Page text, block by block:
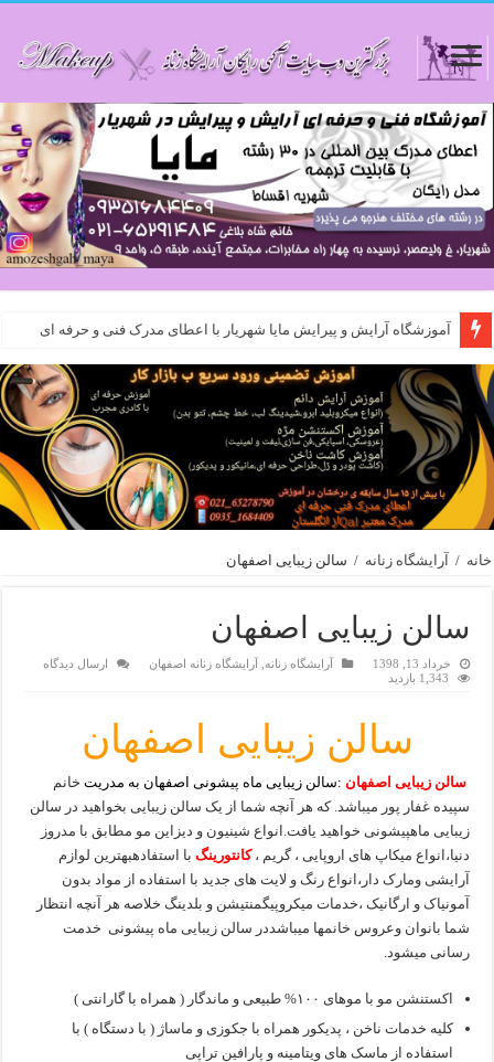
آموزشگاه آرایش و پیرایش مایا شهریار با اعطای مدرک فنی و حرفه ای
خانه / آرایشگاه زنانه / سالن زیبایی اصفهان
سالن زیبایی اصفهان
خرداد 13, 1398 آرایشگاه زنانه ,آرایشگاه زنانه اصفهان
ارسال دیدگاه
1,343 بازدید
سالن زیبایی اصفهان
سالن زیبایی اصفهان :سالن زیبایی ماه پیشونی اصفهان به مدریت خانم
سپیده غفار پور میباشد. که هر آنچه شما از یک سالن زیبایی بخواهید در سالن
زیبایی ماهپیشونی خواهید یافت.انواع شینیون و دیزاین مو مطابق با مدروز
دنیا،انواع میکاپ های اروپایی ، گریم ، کانتورینگ با استفادهبهترین لوازم
آرایشی ومارک دار،انواع رنگ و لایت های جدید با استفاده از مواد بدون
آمونیاک و ارگانیک ،خدمات میکروپیگمنتیشن و بلدینگ خلاصه هر آنچه انتظار
شما بانوان وعروس خانمها میباشددر سالن زیبایی ماه پیشونی خدمت
رسانی میشود.
اکستنشن مو با موهای ۱۰۰% طبیعی و ماندگار ( همراه با گارانتی )
کلیه خدمات ناخن ، پدیکور همراه با جکوزی و ماساژ ( با دستگاه ) با
استفاده از ماسک های ویتامینه و پارافین تراپی